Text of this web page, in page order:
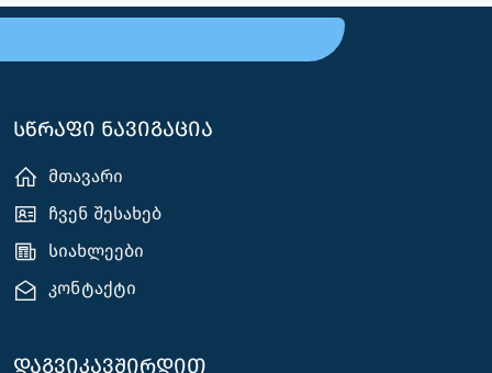
სწრაფი ნავიგაცია
მთავარი
ჩვენ შესახებ
სიახლეები
კონტაქტი
დაგვიკავშირდით